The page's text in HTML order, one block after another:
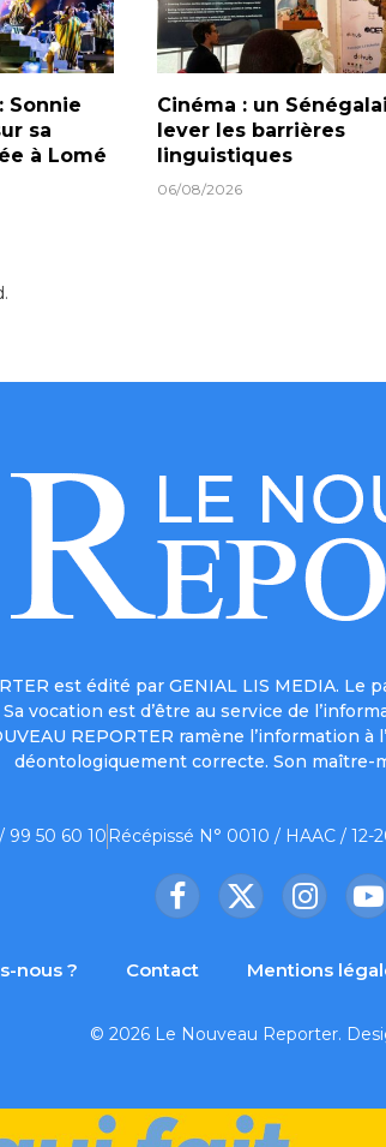
Sonnie
sa
à Lomé
Cinéma : un
lever les barrières
linguistiques
06/08/2026
est édité par GENIAL LIS MEDIA.
vocation est d’être au service de
REPORTER ramène
déontologiquement correcte. Son maître-
99 50 60 10 Récépissé N° 0010 / HAAC / 12-
Facebook
X
nous ? Contact Mentions
© 2026 Le Nouveau Reporter.